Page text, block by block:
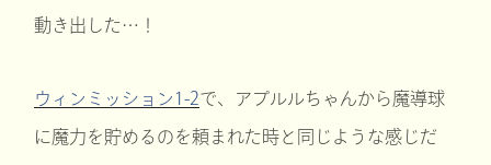
動き出した…！
ウィンミッション1-2で、アプルルちゃんから魔導球
に魔力を貯めるのを頼まれた時と同じような感じだ